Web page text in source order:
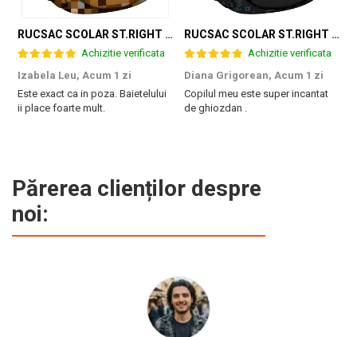
RUCSAC SCOLAR ST.RIGHT 3 COMPARTIMENTE GAME ZONE BP-26 301384
Achizitie verificata
Izabela Leu, Acum 1 zi
Este exact ca in poza. Baietelului
ii place foarte mult.
RUCSAC SCOLAR ST.RIGHT 3 COMPARTIMENTE GAME CONTROLLER SPLASH BP-26 697562
Achizitie verificata
Diana Grigorean, Acum 1 zi
Copilul meu este super incantat
de ghiozdan .
Părerea clienților despre
noi: